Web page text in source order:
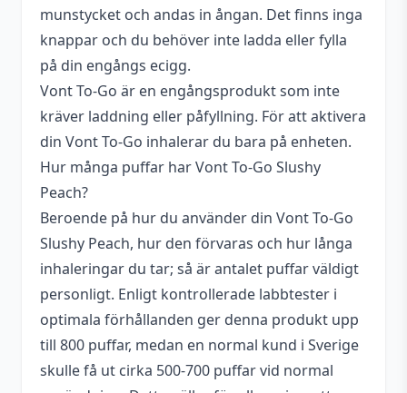
munstycket och andas in ångan. Det finns inga
knappar och du behöver inte ladda eller fylla
på din engångs ecigg.
Vont To-Go är en engångsprodukt som inte
kräver laddning eller påfyllning. För att aktivera
din Vont To-Go inhalerar du bara på enheten.
Hur många puffar har Vont To-Go Slushy
Peach?
Beroende på hur du använder din Vont To-Go
Slushy Peach, hur den förvaras och hur långa
inhaleringar du tar; så är antalet puffar väldigt
personligt. Enligt kontrollerade labbtester i
optimala förhållanden ger denna produkt upp
till 800 puffar, medan en normal kund i Sverige
skulle få ut cirka 500-700 puffar vid normal
Smakprofil
Persika,Slush
Tillverkare
Typ
Engångs vape
Vätskekapacitet
2 ml